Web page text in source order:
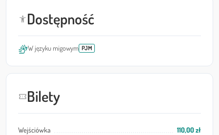
accessibility_newDostępność
sign_languageW języku migowym PJM
confirmation_numberBilety
Wejściówka 110,00 zł